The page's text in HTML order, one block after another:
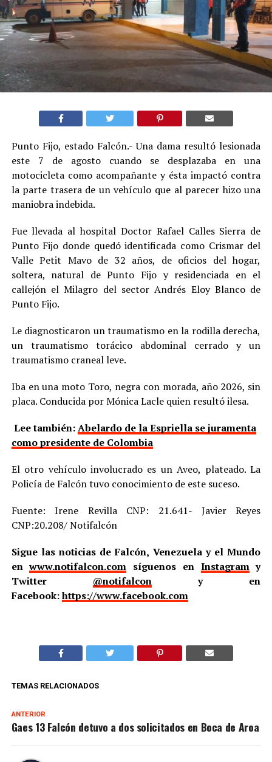
Punto Fijo, estado Falcón.- Una dama resultó lesionada
este 7 de agosto cuando se desplazaba en una
motocicleta como acompañante y ésta impactó contra
la parte trasera de un vehículo que al parecer hizo una
maniobra indebida.
Fue llevada al hospital Doctor Rafael Calles Sierra de
Punto Fijo donde quedó identificada como Crismar del
Valle Petit Mavo de 32 años, de oficios del hogar,
soltera, natural de Punto Fijo y residenciada en el
callejón el Milagro del sector Andrés Eloy Blanco de
Punto Fijo.
Le diagnosticaron un traumatismo en la rodilla derecha,
un traumatismo torácico abdominal cerrado y un
traumatismo craneal leve.
Iba en una moto Toro, negra con morada, año 2026, sin
placa. Conducida por Mónica Lacle quien resultó ilesa.
Lee también:Abelardo de la Espriella se juramenta
como presidente de Colombia
El otro vehículo involucrado es un Aveo, plateado. La
Policía de Falcón tuvo conocimiento de este suceso.
Fuente: Irene Revilla CNP: 21.641- Javier Reyes
CNP:20.208/ Notifalcón
Sigue las noticias de Falcón, Venezuela y el Mundo
enwww.notifalcon.com síguenos en Instagramy
Twitter @notifalcony en
Facebook:https://www.facebook.com
TEMAS RELACIONADOS
ANTERIOR
Gaes 13 Falcón detuvo a dos solicitados en Boca de Aroa